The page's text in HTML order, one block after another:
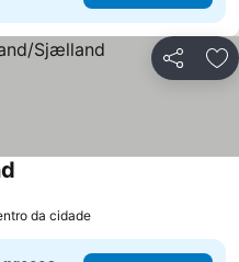
Partilhar
da cidade